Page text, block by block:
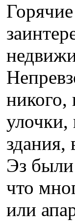
никого,
здания,
Эз
что
или